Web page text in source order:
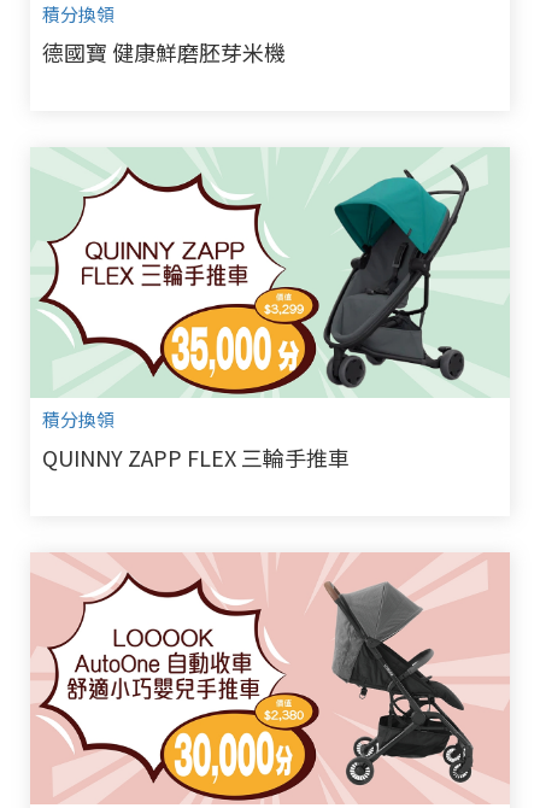
積分換領
德國寶 健康鮮磨胚芽米機
積分換領
QUINNY ZAPP FLEX 三輪手推車